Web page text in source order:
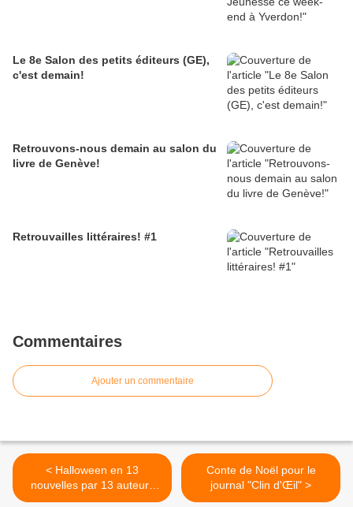
Le 8e Salon des petits éditeurs (GE),
c'est demain!
Retrouvons-nous demain au salon du
livre de Genève!
Retrouvailles littéraires! #1
Commentaires
Ajouter un commentaire
< Halloween en 13
nouvelles par 13 auteurs
suisses
Conte de Noël pour le
journal "Clin d'Œil" >